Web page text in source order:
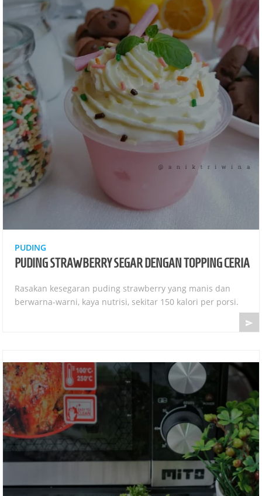
PUDING
PUDING STRAWBERRY SEGAR DENGAN TOPPING CERIA
Rasakan kesegaran puding strawberry yang manis dan
berwarna-warni, kaya nutrisi, sekitar 150 kalori per porsi.
